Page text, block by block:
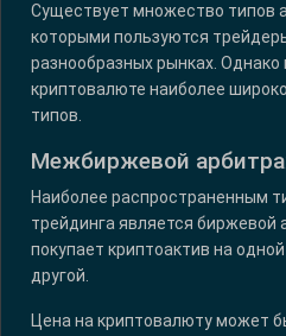
Существует множество типов
которыми пользуются
разнообразных рынках. Однако
криптовалюте наиболее
типов.
Межбиржевой
Наиболее распространенным
трейдинга является биржевой
покупает криптоактив на
другой.
Цена на криптовалюту может